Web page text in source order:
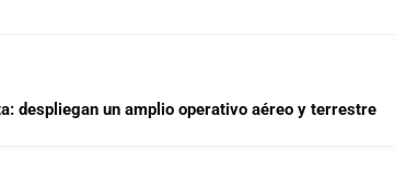
despliegan un amplio operativo aéreo y terrestre